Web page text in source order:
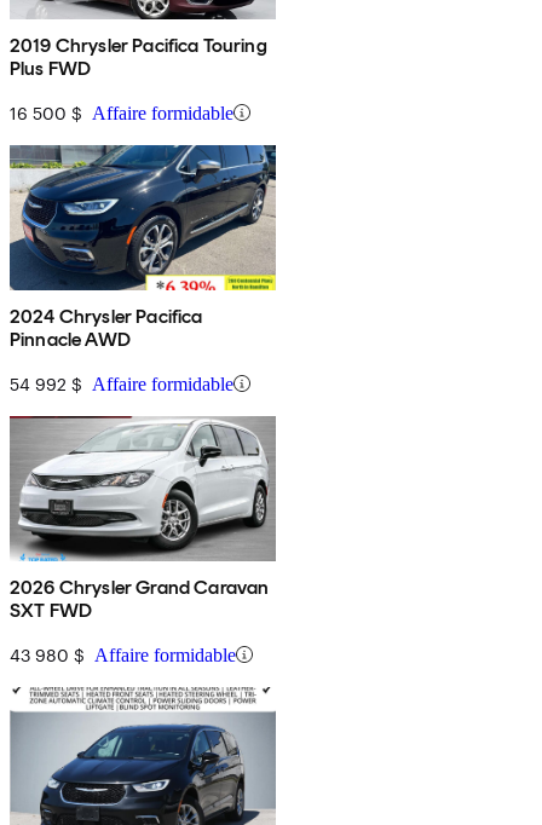
2019 Chrysler Pacifica Touring
Plus FWD
16 500 $ Affaire formidable
2024 Chrysler Pacifica
Pinnacle AWD
54 992 $ Affaire formidable
2026 Chrysler Grand Caravan
SXT FWD
43 980 $ Affaire formidable